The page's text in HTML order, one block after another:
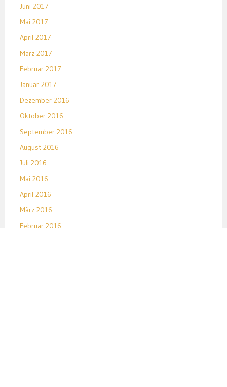
Juni 2017
Mai 2017
April 2017
März 2017
Februar 2017
Januar 2017
Dezember 2016
Oktober 2016
September 2016
August 2016
Juli 2016
Mai 2016
April 2016
März 2016
Februar 2016